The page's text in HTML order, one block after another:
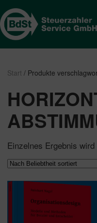
Start / Produkte
Einzelnes Ergebnis wird